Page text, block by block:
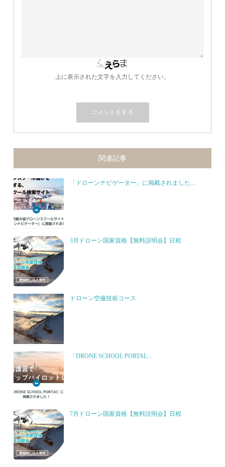
上に表示された文字を入力してください。
関連記事
「ドローンナビゲーター」に掲載されました...
3月ドローン国家資格【無料説明会】日程
ドローン空撮技術コース
「DRONE SCHOOL PORTAL...
7月ドローン国家資格【無料説明会】日程